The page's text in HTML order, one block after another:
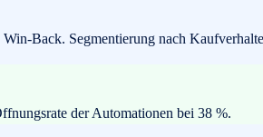
Back. Segmentierung nach
der Automationen bei 38 %.